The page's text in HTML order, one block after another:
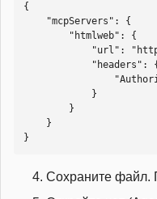
{
}
Сохраните файл.